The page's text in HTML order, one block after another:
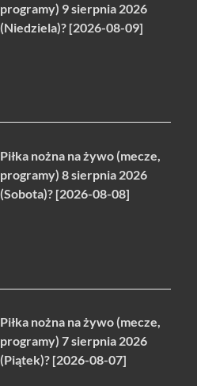
programy) 9 sierpnia 2026
(Niedziela)? [2026-08-09]
Piłka nożna na żywo (mecze,
programy) 8 sierpnia 2026
(Sobota)? [2026-08-08]
Piłka nożna na żywo (mecze,
programy) 7 sierpnia 2026
(Piątek)? [2026-08-07]